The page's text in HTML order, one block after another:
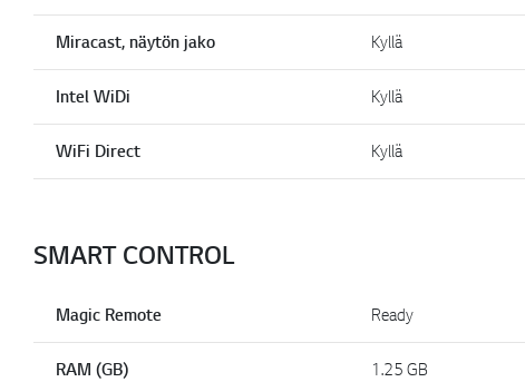
Miracast, näytön jako Kyllä
Intel WiDi Kyllä
WiFi Direct Kyllä
SMART CONTROL
Magic Remote Ready
RAM (GB) 1.25 GB